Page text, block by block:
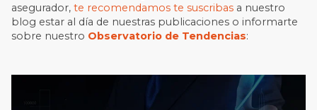
asegurador,te recomendamos te suscribas a nuestro
blog estar al día de nuestras publicaciones o informarte
sobre nuestro Observatorio de Tendencias: